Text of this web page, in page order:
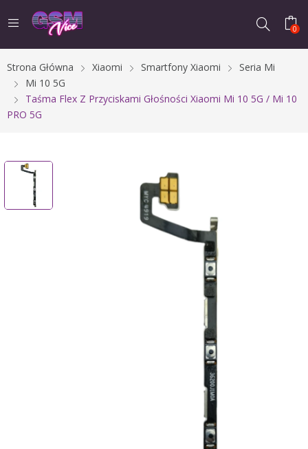
0
Strona Główna Xiaomi Smartfony Xiaomi
Seria Mi
Mi 10 5G
Taśma Flex Z Przyciskami Głośności Xiaomi Mi 10 5G / Mi 10
PRO 5G